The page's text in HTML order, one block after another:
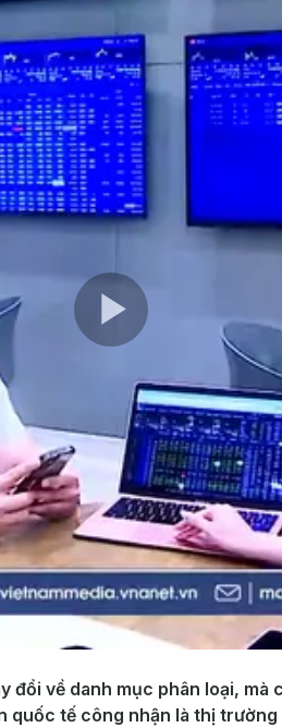
Play
Video
về danh mục phân loại,
tế công nhận là thị